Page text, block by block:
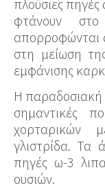
πλούσιες πηγές
φτάνουν
απορροφώνται
στη μείωση
εμφάνισης
Η παραδοσιακή
σημαντικές
χορταρικών
γλιστρίδα. Τα
πηγές ω-3
ουσιών.